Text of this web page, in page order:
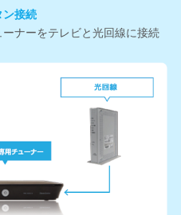
ン接続
ナーをテレビと光回線に接続